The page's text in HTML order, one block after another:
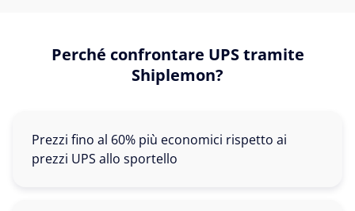
Perché confrontare UPS tramite
Shiplemon?
Prezzi fino al 60% più economici rispetto ai
prezzi UPS allo sportello